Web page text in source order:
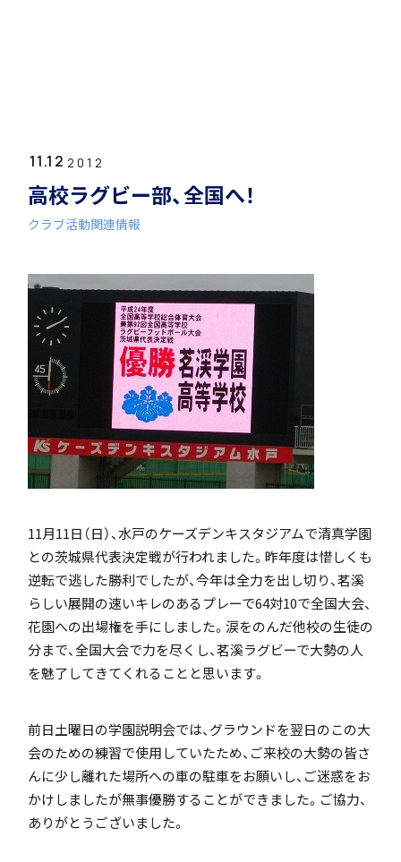
11.12 2012
高校ラグビー部、全国へ！
クラブ活動関連情報
11月11日（日）、水戸のケーズデンキスタジアムで清真学園
との茨城県代表決定戦が行われました。昨年度は惜しくも
逆転で逃した勝利でしたが、今年は全力を出し切り、茗溪
らしい展開の速いキレのあるプレーで64対10で全国大会、
花園への出場権を手にしました。涙をのんだ他校の生徒の
分まで、全国大会で力を尽くし、茗溪ラグビーで大勢の人
を魅了してきてくれることと思います。
前日土曜日の学園説明会では、グラウンドを翌日のこの大
会のための練習で使用していたため、ご来校の大勢の皆さ
んに少し離れた場所への車の駐車をお願いし、ご迷惑をお
かけしましたが無事優勝することができました。ご協力、
ありがとうございました。
学校長挨拶
年間行事・課外活動
「SDGs」の取り組みについて
いじめ防止基本方針
特色
茗溪ジェネラルクラス（MG）